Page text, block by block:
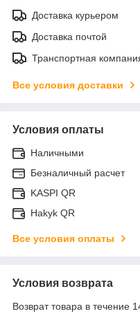
Доставка курьером
Доставка почтой
Транспортная
Все условия доставки
Условия оплаты
Наличными
Безналичный расчет
KASPI QR
Hakyk QR
Все условия оплаты
Условия возврата
Возврат товара в течение